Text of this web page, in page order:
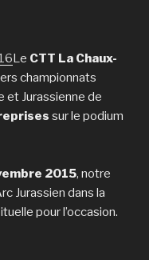
Le CTT La Chaux-
championnats
et Jurassienne de
sur le podium
2015, notre
Jurassien dans la
pour l’occasion.